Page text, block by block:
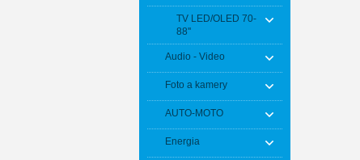
TV LED/OLED 70-
88''
Audio - Video
Foto a kamery
AUTO-MOTO
Energia